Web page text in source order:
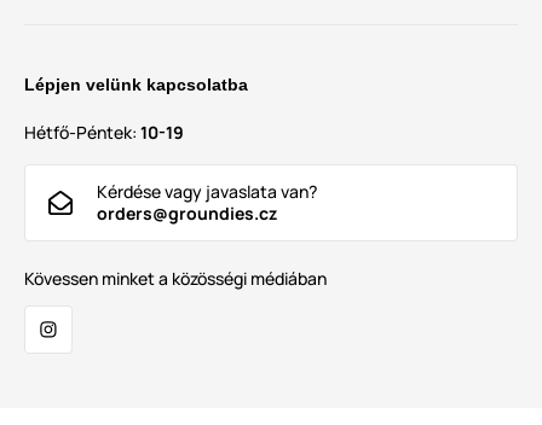
Lépjen velünk kapcsolatba
Hétfő-Péntek: 10-19
Kérdése vagy javaslata van?
orders@groundies.cz
Kövessen minket a közösségi médiában